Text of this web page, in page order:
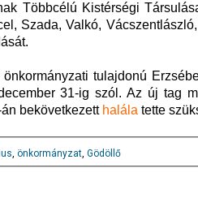
Többcélú Kistérségi
Szada, Valkó,
tulajdonú
31-ig szól. Az új tag
bekövetkezett halála tette
, önkormányzat, Gödöllő